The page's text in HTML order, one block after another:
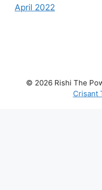
April 2022
© 2026 Rishi The
Crisant